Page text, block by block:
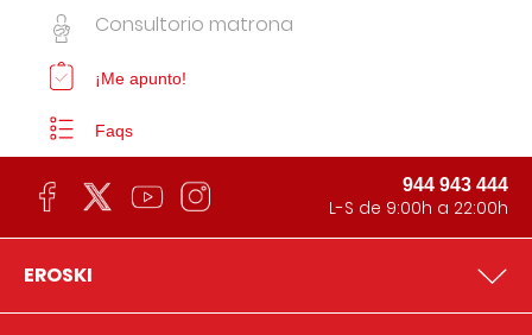
Consultorio matrona
¡Me apunto!
Faqs
944 943 444
L-S de 9:00h a 22:00h
EROSKI